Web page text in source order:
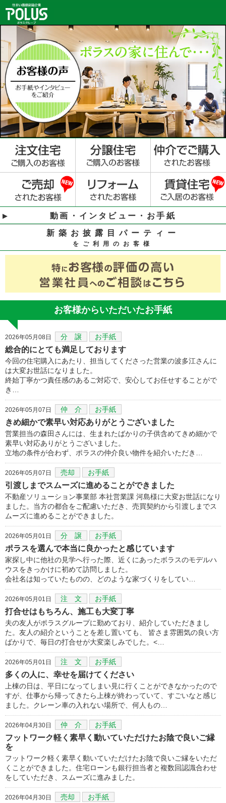
動画・インタビュー・お手紙
新築お披露目パーティー
をご利用のお客様
お客様からいただいたお手紙
2026年05月08日 分 譲 お手紙
総合的にとても満足しております
今回の住宅購入にあたり、担当してくださった営業の波多江さんに
は大変お世話になりました。
終始丁寧かつ責任感のあるご対応で、安心してお任せすることがで
き…
2026年05月07日 仲 介 お手紙
きめ細かで素早い対応ありがとうございました
営業担当の森田さんには、生まれたばかりの子供含めてきめ細かで
素早い対応ありがとうございました。
立地の条件が合わず、ポラスの仲介良い物件を紹介いただき…
2026年05月07日 売却 お手紙
引渡しまでスムーズに進めることができました
不動産ソリューション事業部 本社営業課 河島様に大変お世話になり
ました。当方の都合をご配慮いただき、売買契約から引渡しまでス
ムーズに進めることができました。
2026年05月01日 分 譲 お手紙
ポラスを選んで本当に良かったと感じています
家探し中に他社の見学へ行った際、近くにあったボラスのモデルハ
ウスをきっかけに初めて訪問しました。
会社名は知っていたものの、どのような家づくりをしてい…
2026年05月01日 注 文 お手紙
打合せはもちろん、施工も大変丁寧
夫の友人がポラスグループに勤めており、紹介していただきまし
た。友人の紹介ということを差し置いても、 皆さま雰囲気の良い方
ばかりで、毎日の打合せが大変楽しみでした。<…
2026年05月01日 注 文 お手紙
多くの人に、幸せを届けてください
上棟の日は、平日になってしまい見に行くことができなかったので
すが、仕事から帰ってきたら上棟が終わっていて、すごいなと感じ
ました。クレーン車の入れない場所で、何人もの…
2026年04月30日 仲 介 お手紙
フットワーク軽く素早く動いていただけたお陰で良いご縁
を
フットワーク軽く素早く動いていただけたお陰で良いご縁をいただ
くことができました。住宅ローンも銀行担当者と複数回認識合わせ
をしていただき、スムーズに進みました。
2026年04月30日 売却 お手紙